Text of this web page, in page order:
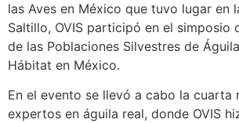
las Aves en México que tuvo lugar en
Saltillo, OVIS participó en el simposio
de las Poblaciones Silvestres de
Hábitat en México.
En el evento se llevó a cabo la cuarta
expertos en águila real, donde OVIS